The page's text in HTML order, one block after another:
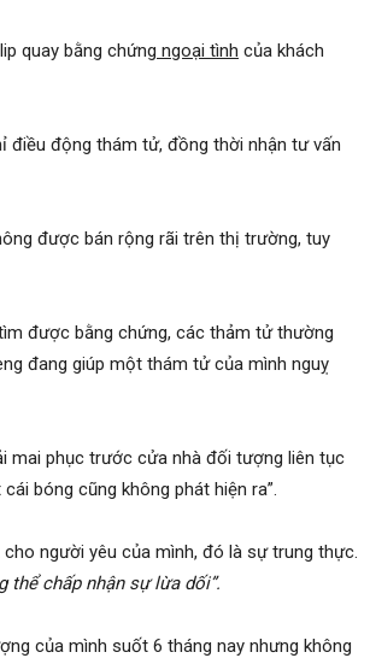
quay bằng chứng ngoại tình của khách
điều động thám tử, đồng thời nhận tư vấn
được bán rộng rãi trên thị trường, tuy
được bằng chứng, các thảm tử thường
đang giúp một thám tử của mình nguỵ
mai phục trước cửa nhà đối tượng liên tục
bóng cũng không phát hiện ra”.
người yêu của mình, đó là sự trung thực.
thể chấp nhận sự lừa dối”.
của mình suốt 6 tháng nay nhưng không